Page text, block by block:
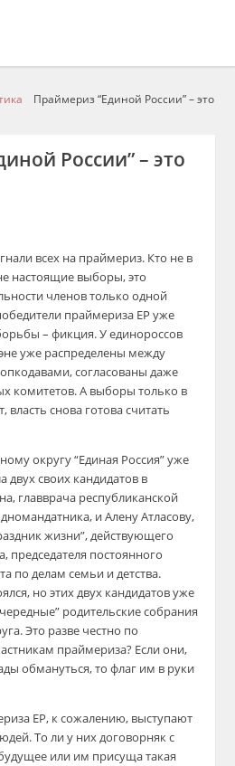
Праймериз “Единой России” – это
России” – это
всех на праймериз. Кто не в
настоящие выборы, это
членов только одной
праймериза ЕР уже
– фикция. У единороссов
уже распределены между
согласованы даже
комитетов. А выборы только в
власть снова готова считать
округу “Единая Россия” уже
двух своих кандидатов в
главврача республиканской
и Алену Атласову,
жизни”, действующего
председателя постоянного
по делам семьи и детства.
но этих двух кандидатов уже
родительские собрания
Это разве честно по
праймериза? Если они,
обмануться, то флаг им в руки
ЕР, к сожалению, выступают
То ли у них договорняк с
или им присуща такая